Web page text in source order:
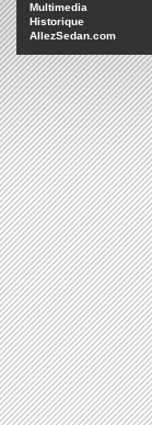
Multimedia
Historique
AllezSedan.com